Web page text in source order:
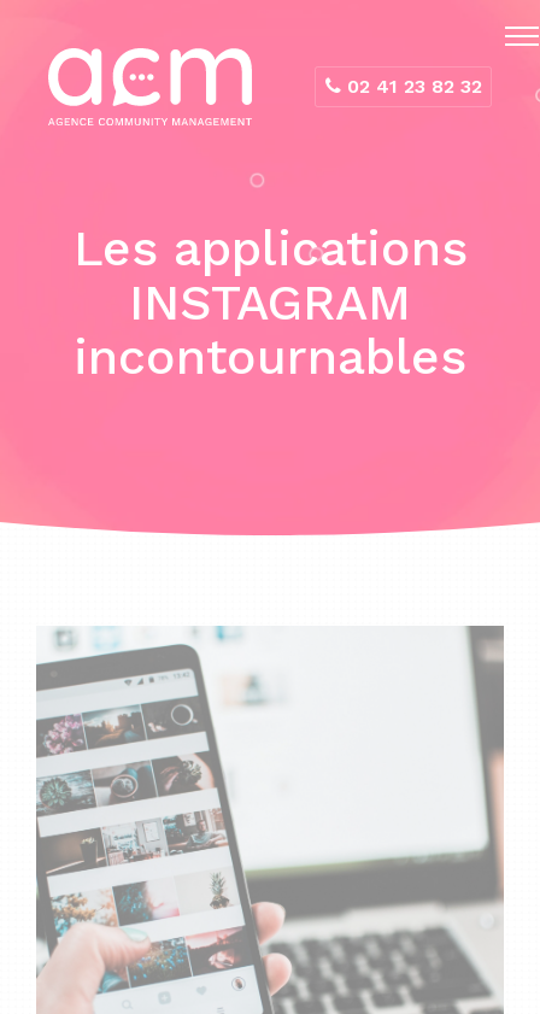
02 41 23 82 32
Les applications
INSTAGRAM
incontournables